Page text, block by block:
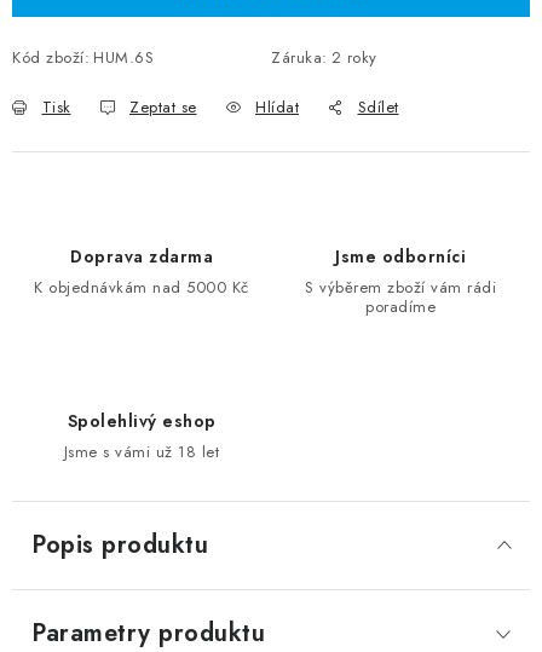
Kód zboží: HUM.6S Záruka: 2 roky
Tisk Zeptat se Hlídat Sdílet
Doprava zdarma
K objednávkám nad 5000 Kč
Jsme odborníci
S výběrem zboží vám rádi
poradíme
Spolehlivý eshop
Jsme s vámi už 18 let
Popis produktu
Parametry produktu